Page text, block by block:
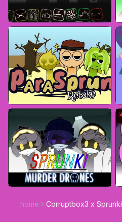
home Corruptbox3 x Sprunki